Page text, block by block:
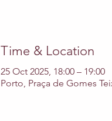
Time & Location
25 Oct 2025, 18:00 – 19:00
Porto, Praça de Gomes